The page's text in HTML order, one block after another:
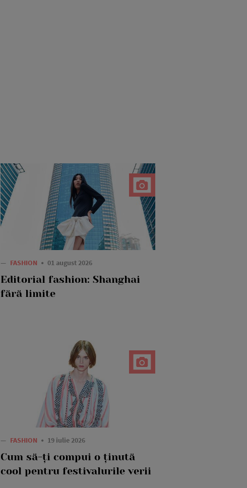
— FASHION 01 august 2026
Editorial fashion: Shanghai
fără limite
— FASHION 19 iulie 2026
Cum să-ți compui o ținută
cool pentru festivalurile verii